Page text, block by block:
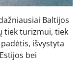
Baltijos
tiek turizmui, tiek
išvystyta
bei